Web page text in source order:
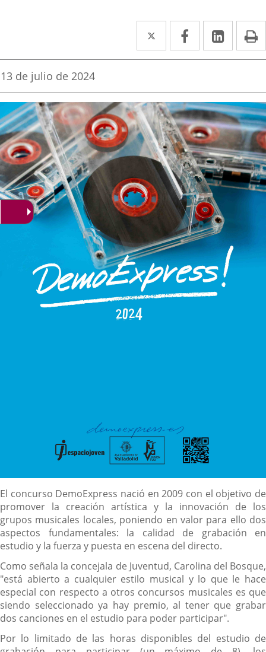
Twitter
Enlace
a
aplicación
externa.
Facebook
Enlace
a
aplicación
externa.
Enlace
a
Fecha
la
noticia
13 de julio de 2024
Descripción
El concurso DemoExpress nació en 2009 con el objetivo de
promover la creación artística y la innovación de los
grupos musicales locales, poniendo en valor para ello dos
aspectos fundamentales: la calidad de grabación en
estudio y la fuerza y puesta en escena del directo.
Como señala la concejala de Juventud, Carolina del Bosque,
"está abierto a cualquier estilo musical y lo que le hace
especial con respecto a otros concursos musicales es que
siendo seleccionado ya hay premio, al tener que grabar
dos canciones en el estudio para poder participar".
Por lo limitado de las horas disponibles del estudio de